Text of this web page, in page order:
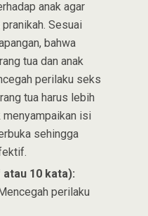
anak agar
Sesuai
bahwa
tua dan anak
perilaku seks
tua harus lebih
menyampaikan isi
sehingga
10 kata):
perilaku